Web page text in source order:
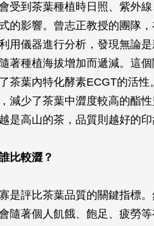
受到茶葉種植時日照、紫外
的影響。曾志正教授的團隊
用儀器進行分析，發現無論
著種植海拔增加而遞減。這
茶葉內特化酵素ECGT的活
減少了茶葉中澀度較高的酯
是高山的茶，品質則越好的印
比較澀？
是評比茶葉品質的關鍵指標
隨著個人飢餓、飽足、疲勞